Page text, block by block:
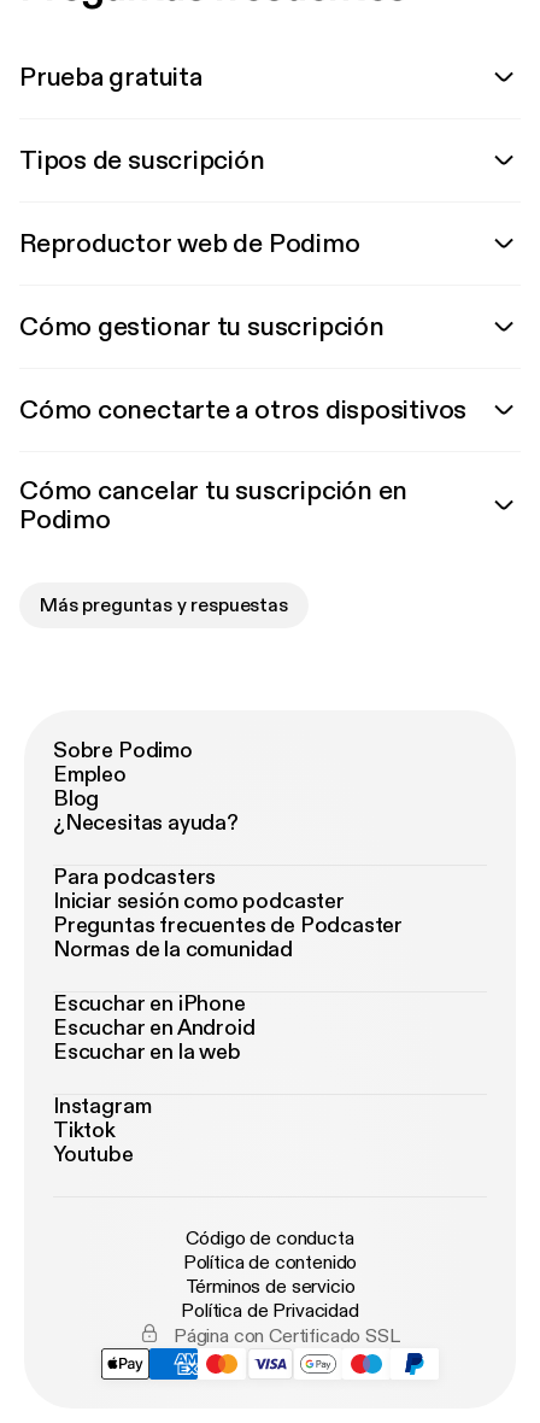
Prueba gratuita
Tipos de suscripción
Reproductor web de Podimo
Cómo gestionar tu suscripción
Cómo conectarte a otros dispositivos
Cómo cancelar tu suscripción en
Podimo
Más preguntas y respuestas
Sobre Podimo
Empleo
Blog
¿Necesitas ayuda?
Para podcasters
Iniciar sesión como podcaster
Preguntas frecuentes de Podcaster
Normas de la comunidad
Escuchar en iPhone
Escuchar en Android
Escuchar en la web
Instagram
Tiktok
Youtube
Código de conducta
Política de contenido
Términos de servicio
Política de Privacidad
Página con Certificado SSL